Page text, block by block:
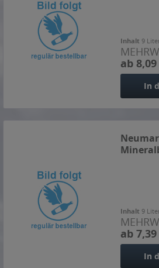
Inhalt 9
ab
In
Inhalt 9
ab
In